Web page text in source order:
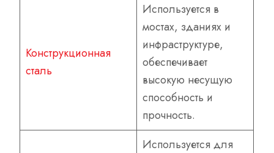
Конструкционная
сталь
Используется в
мостах, зданиях и
инфраструктуре,
обеспечивает
высокую несущую
способность и
прочность.
Используется для